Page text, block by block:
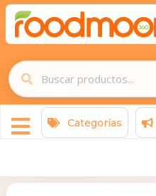
Categorías